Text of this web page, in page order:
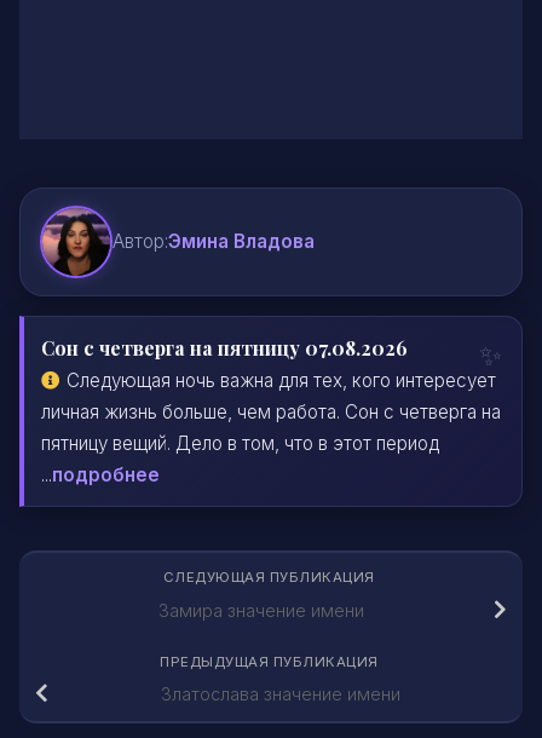
Автор:Эмина Владова
Сон с четверга на пятницу 07.08.2026
Следующая ночь важна для тех, кого интересует
личная жизнь больше, чем работа. Сон с четверга на
пятницу вещий. Дело в том, что в этот период
...подробнее
СЛЕДУЮЩАЯ ПУБЛИКАЦИЯ
Замира значение имени
ПРЕДЫДУЩАЯ ПУБЛИКАЦИЯ
Златослава значение имени